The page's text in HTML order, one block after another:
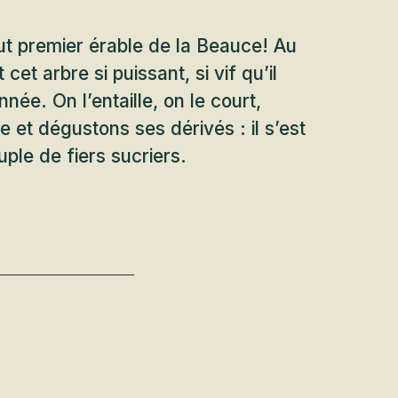
premier érable de la Beauce! Au
arbre si puissant, si vif qu’il
On l’entaille, on le court,
et dégustons ses dérivés : il s’est
de fiers sucriers.